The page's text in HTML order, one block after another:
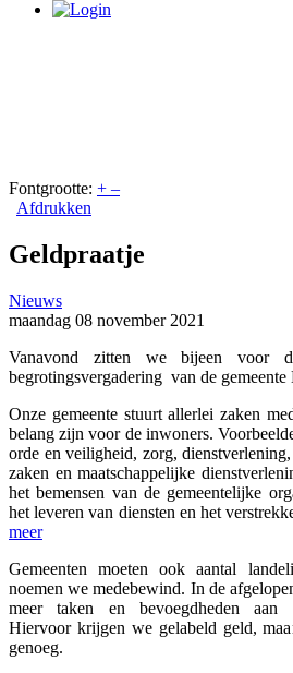
Fontgrootte: + –
Afdrukken
Geldpraatje
Nieuws
maandag 08 november 2021
Vanavond zitten we bijeen voor
begrotingsvergadering van de gemeente
Onze gemeente stuurt allerlei zaken
belang zijn voor de inwoners.
orde en veiligheid, zorg,
zaken en maatschappelijke
het bemensen van de gemeentelijke
het leveren van diensten en het
meer
Gemeenten moeten ook aantal
noemen we medebewind. In de
meer taken en bevoegdheden aan
Hiervoor krijgen we gelabeld geld,
genoeg.